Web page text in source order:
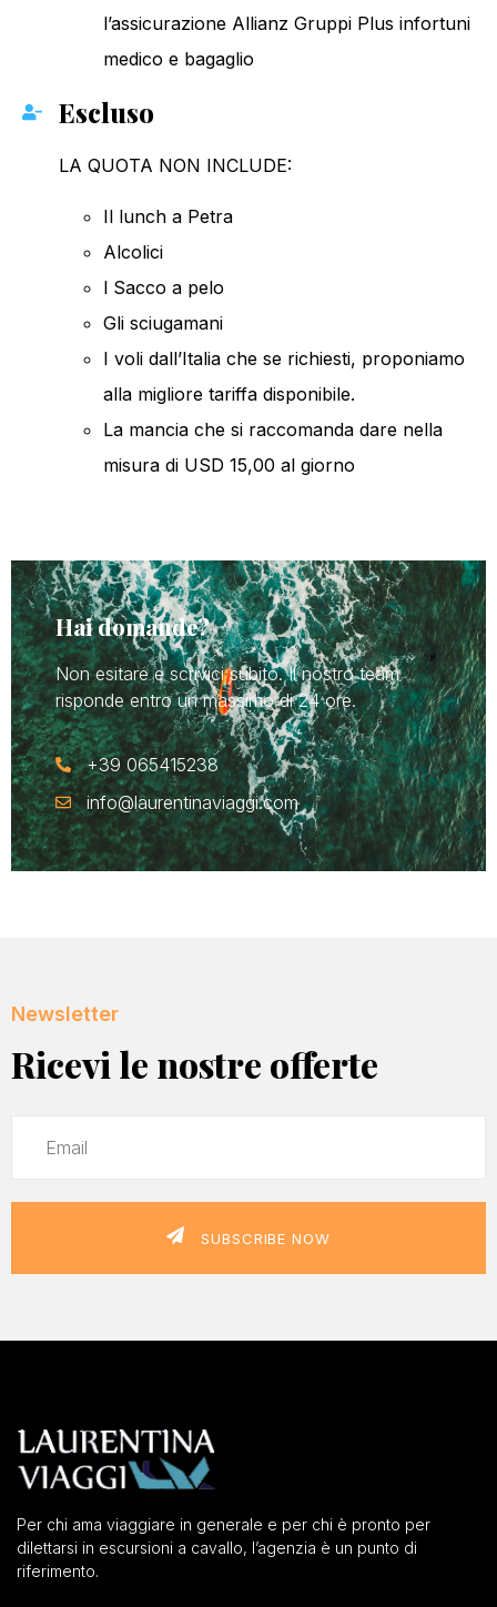
l’assicurazione Allianz Gruppi Plus infortuni
medico e bagaglio
Escluso
LA QUOTA NON INCLUDE:
Il lunch a Petra
Alcolici
l Sacco a pelo
Gli sciugamani
I voli dall’Italia che se richiesti, proponiamo
alla migliore tariffa disponibile.
La mancia che si raccomanda dare nella
misura di USD 15,00 al giorno
Hai domande?
Non esitare e scrivici subito. Il nostro team
risponde entro un massimo di 24 ore.
+39 065415238
info@laurentinaviaggi.com
Newsletter
Ricevi le nostre offerte
SUBSCRIBE NOW
Per chi ama viaggiare in generale e per chi è pronto per
dilettarsi in escursioni a cavallo, l’agenzia è un punto di
riferimento.